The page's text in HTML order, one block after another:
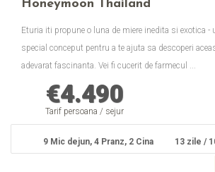
Honeymoon Thailand
Eturia iti propune o luna de miere inedita si exotica
special conceput pentru a te ajuta sa descoperi
adevarat fascinanta. Vei fi cucerit de farmecul ...
€4.490
Tarif persoana / sejur
9 Mic dejun, 4 Pranz, 2 Cina 13 zile /